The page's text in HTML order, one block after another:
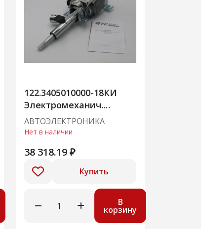
122.3405010000-18КИ
Электромеханич.
усилитель руля (Лада
Гранта FL) замена
АВТОЭЛЕКТРОНИКА
Нет в наличии
38 318.19 ₽
Купить
В
корзину